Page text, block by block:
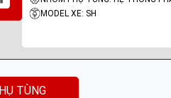
MODEL XE: SH
TÙNG